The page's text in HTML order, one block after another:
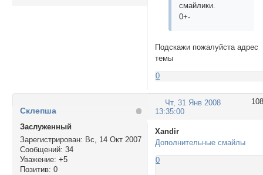
смайлики.
0+-
Подскажи пожалуйста адрес
темы
0
108
Чт, 31 Янв 2008
13:35:00
Склепша
Заслуженный
Зарегистрирован: Вс, 14 Окт 2007
Сообщений: 34
Уважение: +5
Позитив: 0
Xandir
Дополнительные смайлы
0